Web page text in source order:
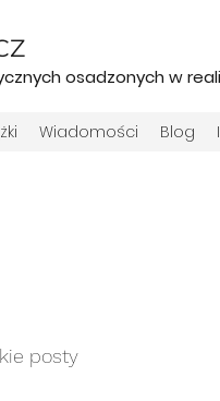
osadzonych w
Wiadomości Blog
posty